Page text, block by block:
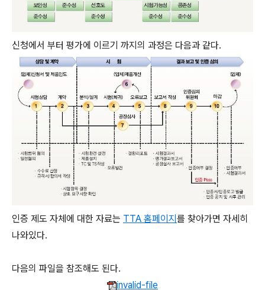
신청에서 부터 평가에 이르기 까지의 과정은 다음과 같다.
인증 제도 자체에 대한 자료는 TTA 홈페이지 를 찾아가면 자세히
나와있다.
다음의 파일을 참조해도 된다.
invalid-file